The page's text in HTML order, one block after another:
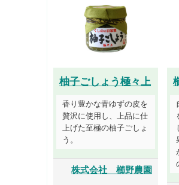
柚子ごしょう極々上
香り豊かな青ゆずの皮を
贅沢に使用し、上品に仕
上げた至極の柚子ごしょ
う。
株式会社 櫛野農園